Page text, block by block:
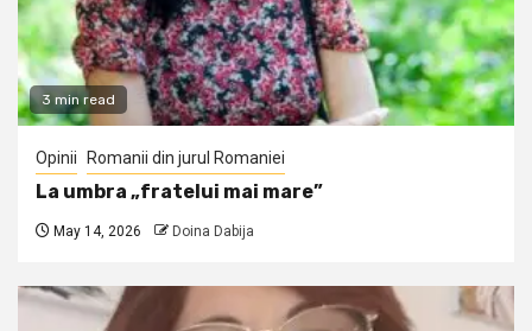
3 min read
Opinii Romanii din jurul Romaniei
La umbra „fratelui mai mare”
May 14, 2026 Doina Dabija